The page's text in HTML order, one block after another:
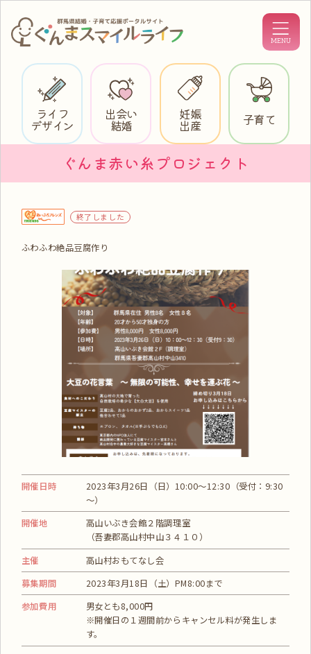
ライフ
デザイン
出会い
結婚
妊娠
出産 子育て
ぐんま赤い糸プロジェクト
終了しました
ふわふわ絶品豆腐作り
開催日時
2023年3月26日（日）10:00～12:30（受付：9:30
～）
開催地
高山いぶき会館２階調理室
（吾妻郡高山村中山３４１０）
主催
高山村おもてなし会
募集期間
2023年3月18日（土）PM8:00まで
参加費用
男女とも8,000円
※開催日の１週間前からキャンセル料が発生しま
す。